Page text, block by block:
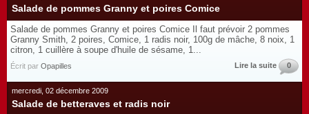
Salade de pommes Granny et poires Comice
Salade de pommes Granny et poires Comice Il faut prévoir 2 pommes
Granny Smith, 2 poires, Comice, 1 radis noir, 100g de mâche, 8 noix, 1
citron, 1 cuillère à soupe d'huile de sésame, 1...
Écrit par Opapilles Lire la suite 0
mercredi, 02 décembre 2009
Salade de betteraves et radis noir